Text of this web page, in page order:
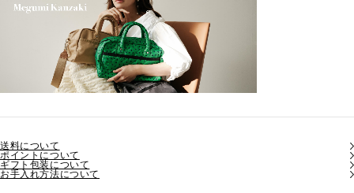
送料について
ポイントについて
ギフト包装について
お手入れ方法について